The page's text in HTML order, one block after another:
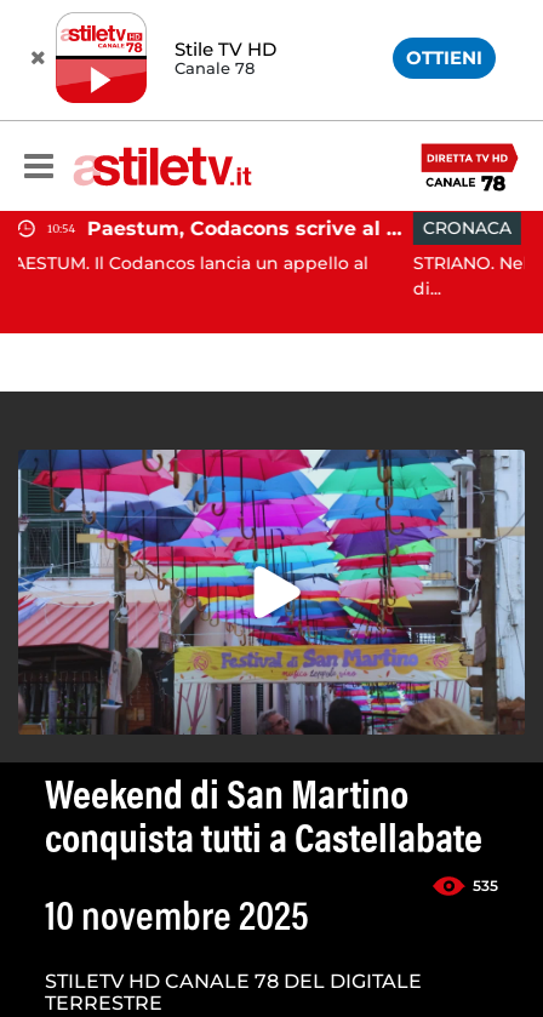
Stile TV HD
Canale 78 OTTIENI
Paestum, Codacons scrive al ministro Giuli: "Rilanciare scavi dell'Anfiteatro nell'area archeologica"
lancia un appello al
CRONACA 10:06
STRIANO. Nella decorsa serata
Weekend di San Martino
conquista tutti a Castellabate
535
10 novembre 2025
STILETV HD CANALE 78 DEL DIGITALE
TERRESTRE